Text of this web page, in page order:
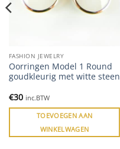
FASHION JEWELRY
Oorringen Model 1 Round
goudkleurig met witte steen
€30 inc.BTW
TOEVOEGEN AAN
WINKELWAGEN